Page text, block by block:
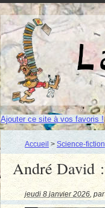
Ajouter ce site à vos favoris !
Accueil > Science-
André David
jeudi 8 janvier 2026